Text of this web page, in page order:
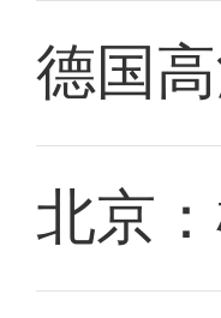
德国
北京